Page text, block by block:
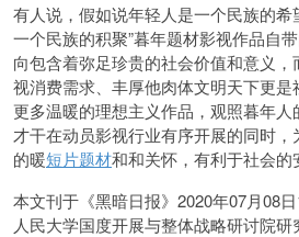
有人说，假如说年轻人是一个民族的
一个民族的积聚”暮年题材影视作品自
向包含着弥足珍贵的社会价值和意义
视消费需求、丰厚他肉体文明天下更
更多温暖的理想主义作品，观照暮年人
才干在动员影视行业有序开展的同时
的暖短片题材和和关怀，有利于社会的
本文刊于《黑暗日报》2020年07月08
人民大学国度开展与整体战略研讨院研